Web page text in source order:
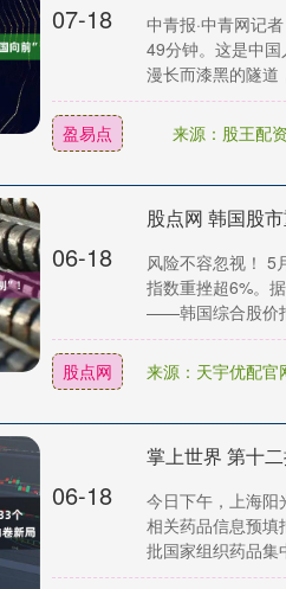
07-18
中青报·中青网记
49分钟。这是中
漫长而漆黑的隧道
盈易点 来源：股王配资
06-18
股点网 韩国股市
风险不容忽视！ 5
指数重挫超6%。
——韩国综合股价
股点网 来源：天宇优配官
06-18
今日下午，上海阳
相关药品信息预填
批国家组织药品集